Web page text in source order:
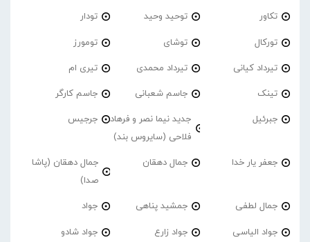
تکاور توحید وحید تودار
تورکال توشای تومورز
تیرداد کیانی تیرداد محمدی تیری ام
تینک جاسم شعبانی جاسم کارگر
جبرئیل
جدید نیما نصر و فرهاد
فلاحی (سایروس بند)
جرجیس
جعفر یار خدا جمال دهقان
جمال دهقان (پاشا
صدا)
جمال لطفی جمشید پناهی جواد
جواد الیاسی جواد زارع جواد شادو